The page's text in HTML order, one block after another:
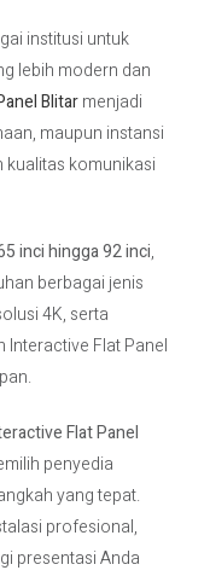
institusi untuk
lebih modern dan
Blitarmenjadi
maupun instansi
komunikasi
inci hingga 92 inci,
berbagai jenis
4K, serta
Flat Panel
Flat Panel
penyedia
yang tepat.
profesional,
presentasi Anda